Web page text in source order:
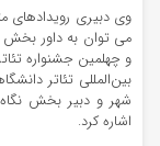
وی دبیری رویدادهای
می توان به داور
و چهلمین جشنواره
بین‌المللی تئاتر
شهر و دبیر بخش
اشاره کرد.